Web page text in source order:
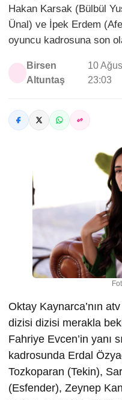
Hakan Karsak (Bülbül
Ünal) ve İpek Erdem
oyuncu kadrosuna son
Birsen
Altuntaş
10
23:03
Oktay Kaynarca’nın
dizisi dizisi merakla
Fahriye Evcen’in yanı
kadrosunda Erdal
Tozkoparan (Tekin),
(Esfender), Zeynep